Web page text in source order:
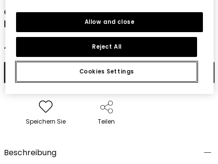
Gestrickter Kapuzenpullover für Babys in
Braun mit Streifen
42,95 €
In den Warenkorb
Speichern Sie Teilen
Beschreibung
Cookies Settings
Reject All
Allow and close